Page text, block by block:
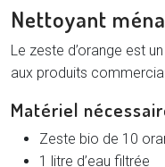
Nettoyant
Le zeste d’orange est
aux produits
Matériel
Zeste bio de 10
1 litre d’eau filtrée